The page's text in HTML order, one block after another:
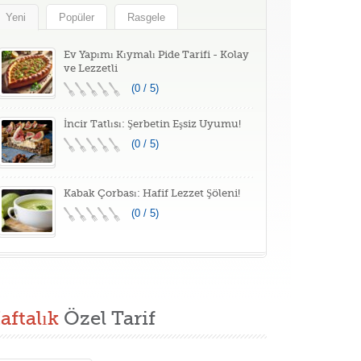
Yeni Popüler Rasgele
Ev Yapımı Kıymalı Pide Tarifi - Kolay
ve Lezzetli
(0 / 5)
İncir Tatlısı: Şerbetin Eşsiz Uyumu!
(0 / 5)
Kabak Çorbası: Hafif Lezzet Şöleni!
(0 / 5)
Özel Tarif